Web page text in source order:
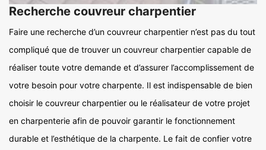
Recherche couvreur charpentier
Faire une recherche d’un couvreur charpentier n’est pas du tout
compliqué que de trouver un couvreur charpentier capable de
réaliser toute votre demande et d’assurer l’accomplissement de
votre besoin pour votre charpente. Il est indispensable de bien
choisir le couvreur charpentier ou le réalisateur de votre projet
en charpenterie afin de pouvoir garantir le fonctionnement
durable et l’esthétique de la charpente. Le fait de confier votre